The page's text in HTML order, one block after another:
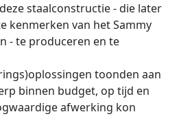
staalconstructie - die later
kenmerken van het Sammy
- te produceren en te
toonden aan
binnen budget, op tijd en
afwerking kon